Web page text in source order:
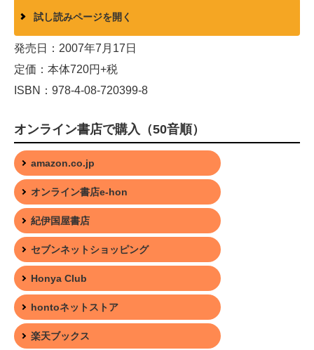
試し読みページを開く
発売日：2007年7月17日
定価：本体720円+税
ISBN：978-4-08-720399-8
オンライン書店で購入（50音順）
amazon.co.jp
オンライン書店e-hon
紀伊国屋書店
セブンネットショッピング
Honya Club
hontoネットストア
楽天ブックス